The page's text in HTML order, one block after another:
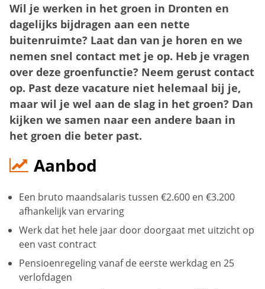
Wil je werken in het groen in Dronten en
dagelijks bijdragen aan een nette
buitenruimte? Laat dan van je horen en we
nemen snel contact met je op. Heb je vragen
over deze groenfunctie? Neem gerust contact
op. Past deze vacature niet helemaal bij je,
maar wil je wel aan de slag in het groen? Dan
kijken we samen naar een andere baan in
het groen die beter past.
Aanbod
Een bruto maandsalaris tussen €2.600 en €3.200
afhankelijk van ervaring
Werk dat het hele jaar door doorgaat met uitzicht op
een vast contract
Pensioenregeling vanaf de eerste werkdag en 25
verlofdagen